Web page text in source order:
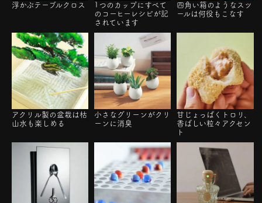
浮かぶテーブルクロス
1つのカップにすべて
のコーヒーレシピが記
されています
四角い箱のようなスツ
ールは何役もこなす
アクリル製の盆栽は枯
山水も楽しめる
小さなグリーンがクリ
ーンに消臭
甘じょっぱくトロリ、
香ばしい粒々アクセン
ト